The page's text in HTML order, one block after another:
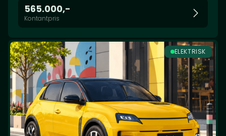
565.000,-
Kontantpris
ELEKTRISK